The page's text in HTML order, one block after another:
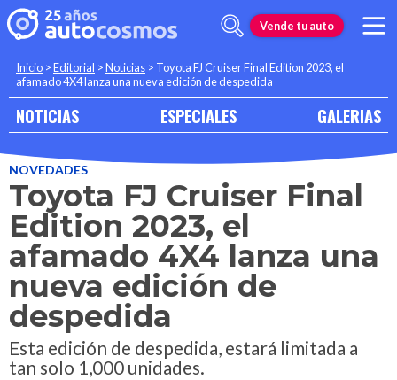
Vende tu auto
Inicio >Editorial >Noticias > Toyota FJ Cruiser Final Edition 2023, el
afamado 4X4 lanza una nueva edición de despedida
NOTICIAS ESPECIALES GALERIAS
NOVEDADES
Toyota FJ Cruiser Final
Edition 2023, el
afamado 4X4 lanza una
nueva edición de
despedida
Esta edición de despedida, estará limitada a
tan solo 1,000 unidades.